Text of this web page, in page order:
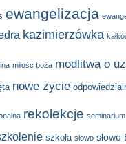
ewangelizacja
kazimierzówka
miłośc boża modlitwa o
nowe życie
rekolekcje seminarium
szkoła słowo słowo